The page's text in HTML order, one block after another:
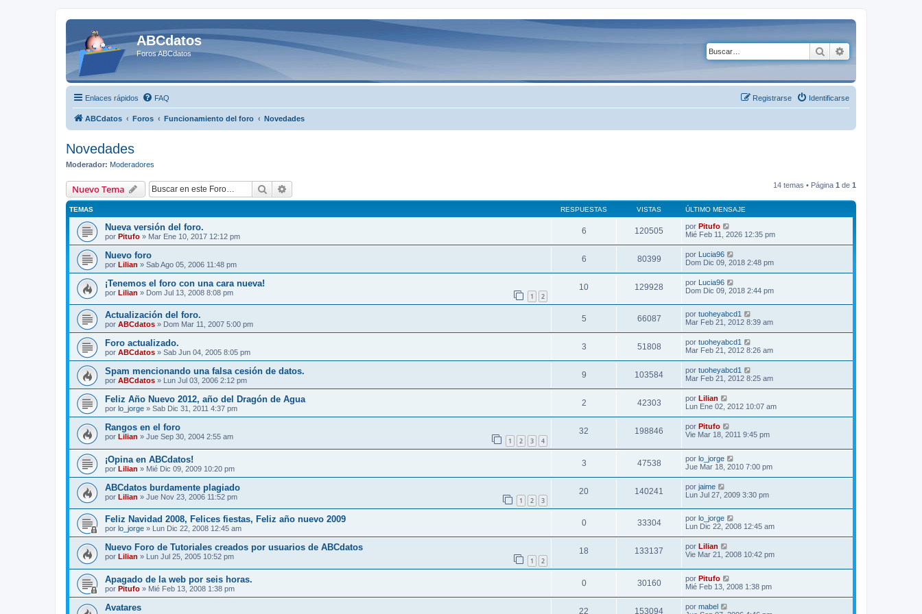
ABCdatos
Foros ABCdatos Buscar
Enlaces rápidos FAQ Identificarse
Registrarse
ABCdatos Foros Funcionamiento del foro Novedades
Novedades
Moderador: Moderadores
Nuevo Tema Buscar 14 temas • Página 1 de 1
TEMAS RESPUESTAS VISTAS ÚLTIMO MENSAJE
Nueva versión del foro.
por Pitufo » Mar Ene 10, 2017 12:12 pm
6 120505 por Pitufo
Mié Feb 11, 2026 12:35 pm
Nuevo foro
por Lilian » Sab Ago 05, 2006 11:48 pm
6 80399 por Lucia96
Dom Dic 09, 2018 2:48 pm
¡Tenemos el foro con una cara nueva!
por Lilian » Dom Jul 13, 2008 8:08 pm 1 2
10 129928 por Lucia96
Dom Dic 09, 2018 2:44 pm
Actualización del foro.
por ABCdatos » Dom Mar 11, 2007 5:00 pm
5 66087 por tuoheyabcd1
Mar Feb 21, 2012 8:39 am
Foro actualizado.
por ABCdatos » Sab Jun 04, 2005 8:05 pm
3 51808 por tuoheyabcd1
Mar Feb 21, 2012 8:26 am
Spam mencionando una falsa cesión de datos.
por ABCdatos » Lun Jul 03, 2006 2:12 pm
9 103584 por tuoheyabcd1
Mar Feb 21, 2012 8:25 am
Feliz Año Nuevo 2012, año del Dragón de Agua
por lo_jorge » Sab Dic 31, 2011 4:37 pm
2 42303 por Lilian
Lun Ene 02, 2012 10:07 am
Rangos en el foro
por Lilian » Jue Sep 30, 2004 2:55 am 1 2 3 4
32 198846 por Pitufo
Vie Mar 18, 2011 9:45 pm
¡Opina en ABCdatos!
por Lilian » Mié Dic 09, 2009 10:20 pm
3 47538 por lo_jorge
Jue Mar 18, 2010 7:00 pm
ABCdatos burdamente plagiado
por Lilian » Jue Nov 23, 2006 11:52 pm 1 2 3
20 140241 por jaime
Lun Jul 27, 2009 3:30 pm
Feliz Navidad 2008, Felices fiestas, Feliz año nuevo 2009
por lo_jorge » Lun Dic 22, 2008 12:45 am
0 33304 por lo_jorge
Lun Dic 22, 2008 12:45 am
Nuevo Foro de Tutoriales creados por usuarios de ABCdatos
por Lilian » Lun Jul 25, 2005 10:52 pm 1 2
18 133137 por Lilian
Vie Mar 21, 2008 10:42 pm
Apagado de la web por seis horas.
por Pitufo » Mié Feb 13, 2008 1:38 pm
0 30160 por Pitufo
Mié Feb 13, 2008 1:38 pm
Avatares 22 153094 por mabel